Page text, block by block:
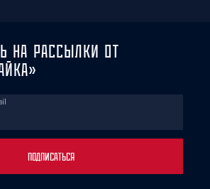
НА РАССЫЛКИ ОТ
ПОДПИСАТЬСЯ